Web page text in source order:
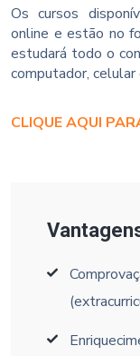
Os cursos
online e estão no
estudará todo o
computador,
CLIQUE AQUI